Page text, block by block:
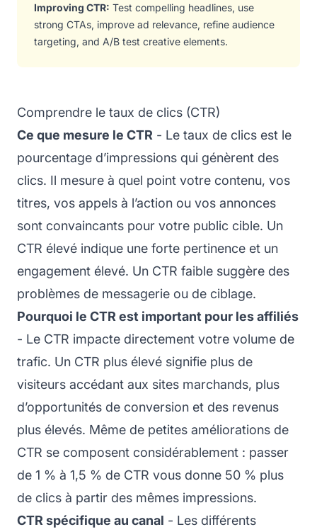
Improving CTR: Test compelling headlines, use
strong CTAs, improve ad relevance, refine audience
targeting, and A/B test creative elements.
Comprendre le taux de clics (CTR)
Ce que mesure le CTR - Le taux de clics est le
pourcentage d’impressions qui génèrent des
clics. Il mesure à quel point votre contenu, vos
titres, vos appels à l’action ou vos annonces
sont convaincants pour votre public cible. Un
CTR élevé indique une forte pertinence et un
engagement élevé. Un CTR faible suggère des
problèmes de messagerie ou de ciblage.
Pourquoi le CTR est important pour les affiliés
- Le CTR impacte directement votre volume de
trafic. Un CTR plus élevé signifie plus de
visiteurs accédant aux sites marchands, plus
d’opportunités de conversion et des revenus
plus élevés. Même de petites améliorations de
CTR se composent considérablement : passer
de 1 % à 1,5 % de CTR vous donne 50 % plus
de clics à partir des mêmes impressions.
CTR spécifique au canal - Les différents